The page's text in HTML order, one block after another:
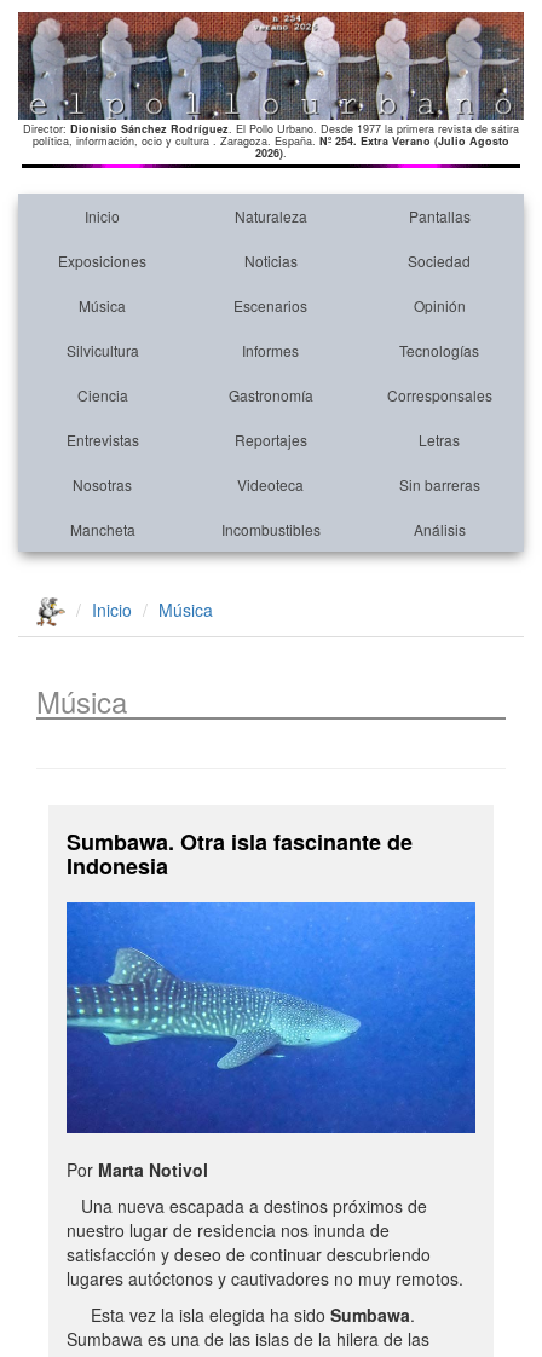
Director: Dionisio Sánchez Rodríguez. El Pollo Urbano. Desde 1977 la primera revista de sátira
política, información, ocio y cultura . Zaragoza. España. Nº 254. Extra Verano (Julio Agosto
2026).
Inicio Naturaleza Pantallas
Exposiciones Noticias Sociedad
Música Escenarios Opinión
Silvicultura Informes Tecnologías
Ciencia Gastronomía Corresponsales
Entrevistas Reportajes Letras
Nosotras Videoteca Sin barreras
Mancheta Incombustibles Análisis
Inicio Música
Música
Sumbawa. Otra isla fascinante de
Indonesia
Por Marta Notivol
Una nueva escapada a destinos próximos de
nuestro lugar de residencia nos inunda de
satisfacción y deseo de continuar descubriendo
lugares autóctonos y cautivadores no muy remotos.
Esta vez la isla elegida ha sido Sumbawa.
Sumbawa es una de las islas de la hilera de las